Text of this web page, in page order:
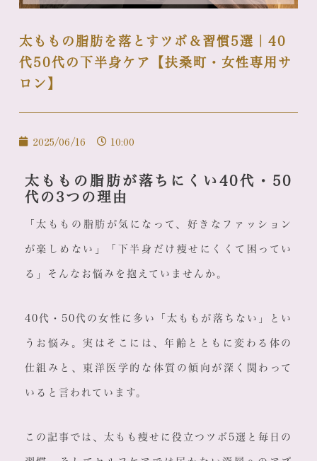
太ももの脂肪を落とすツボ＆習慣5選｜40
代50代の下半身ケア【扶桑町・女性専用サ
ロン】
2025/06/16 10:00
太ももの脂肪が落ちにくい40代・50
代の3つの理由
「太ももの脂肪が気になって、好きなファッション
が楽しめない」「下半身だけ痩せにくくて困ってい
る」そんなお悩みを抱えていませんか。
40代・50代の女性に多い「太ももが落ちない」とい
うお悩み。実はそこには、年齢とともに変わる体の
仕組みと、東洋医学的な体質の傾向が深く関わって
いると言われています。
この記事では、太もも痩せに役立つツボ5選と毎日の